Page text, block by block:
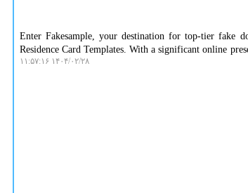
Enter Fakesample, your destination for top-tier fake
Residence Card Templates. With a significant online
۱۴۰۴/۰۲/۲۸ ۱۱:۵۷:۱۶